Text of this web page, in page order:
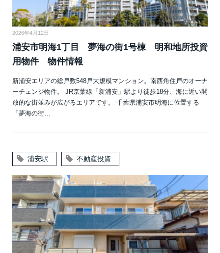
2026年4月12日
浦安市明海1丁目 夢海の街1号棟 明和地所投資
用物件 物件情報
新浦安エリアの総戸数548戸大規模マンション。南西角住戸のオーナ
ーチェンジ物件。 JR京葉線「新浦安」駅より徒歩18分、海に近い開
放的な街並みが広がるエリアです。 千葉県浦安市明海に位置する
「夢海の街…
浦安駅 不動産投資